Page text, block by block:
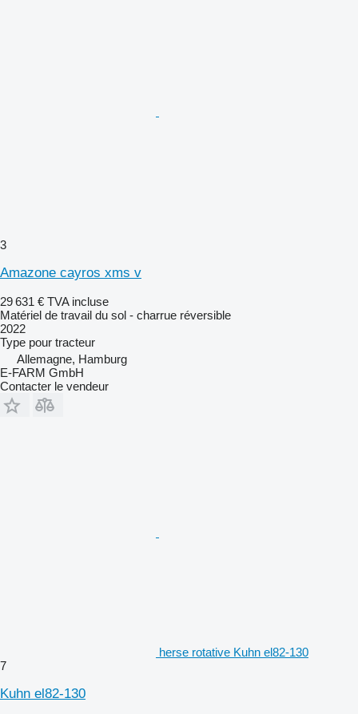
3
Amazone cayros xms v
29 631 € TVA incluse
Matériel de travail du sol - charrue réversible
2022
Type pour tracteur
Allemagne, Hamburg
E-FARM GmbH
Contacter le vendeur
herse rotative Kuhn el82-130
7
Kuhn el82-130